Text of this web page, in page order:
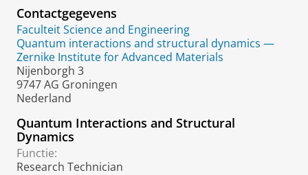
Contactgegevens
Faculteit Science and Engineering
Quantum interactions and structural dynamics —
Zernike Institute for Advanced Materials
Nijenborgh 3
9747 AG Groningen
Nederland
Quantum Interactions and Structural
Dynamics
Functie:
Research Technician